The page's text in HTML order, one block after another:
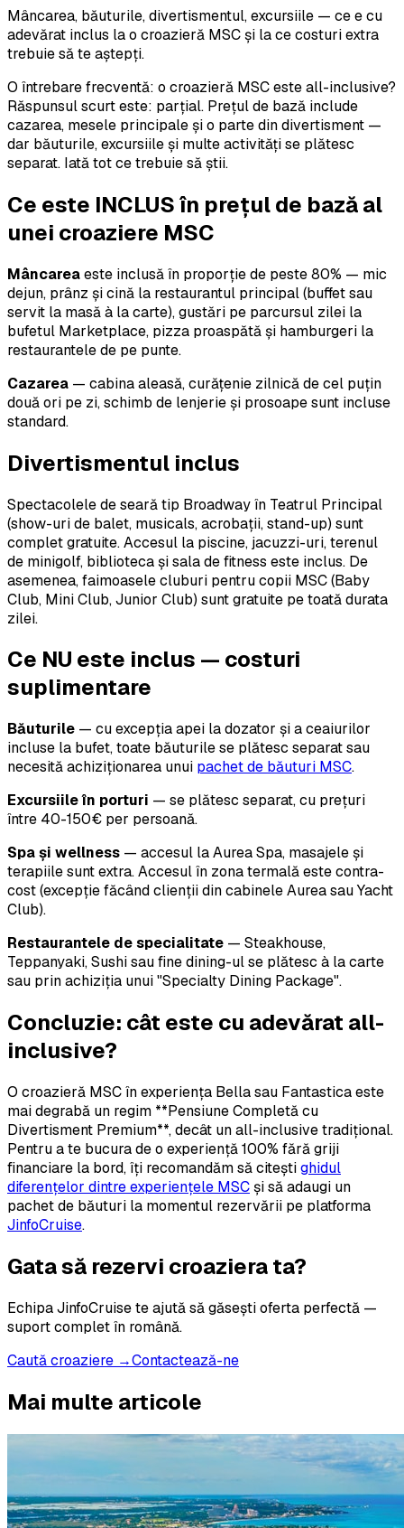
Mâncarea, băuturile, divertismentul, excursiile — ce e cu
adevărat inclus la o croazieră MSC și la ce costuri extra
trebuie să te aștepți.
O întrebare frecventă: o croazieră MSC este all-inclusive?
Răspunsul scurt este: parțial. Prețul de bază include
cazarea, mesele principale și o parte din divertisment —
dar băuturile, excursiile și multe activități se plătesc
separat. Iată tot ce trebuie să știi.
Ce este INCLUS în prețul de bază al
unei croaziere MSC
Mâncareaeste inclusă în proporție de peste 80% — mic
dejun, prânz și cină la restaurantul principal (buffet sau
servit la masă à la carte), gustări pe parcursul zilei la
bufetul Marketplace, pizza proaspătă și hamburgeri la
restaurantele de pe punte.
Cazarea — cabina aleasă, curățenie zilnică de cel puțin
două ori pe zi, schimb de lenjerie și prosoape sunt incluse
standard.
Divertismentul inclus
Spectacolele de seară tip Broadway în Teatrul Principal
(show-uri de balet, musicals, acrobații, stand-up) sunt
complet gratuite. Accesul la piscine, jacuzzi-uri, terenul
de minigolf, biblioteca și sala de fitness este inclus. De
asemenea, faimoasele cluburi pentru copii MSC (Baby
Club, Mini Club, Junior Club) sunt gratuite pe toată durata
zilei.
Ce NU este inclus — costuri
suplimentare
Băuturile — cu excepția apei la dozator și a ceaiurilor
incluse la bufet, toate băuturile se plătesc separat sau
necesită achiziționarea unui pachet de băuturi MSC.
Excursiile în porturi — se plătesc separat, cu prețuri
între 40-150€ per persoană.
Spa și wellness — accesul la Aurea Spa, masajele și
terapiile sunt extra. Accesul în zona termală este contra-
cost (excepție făcând clienții din cabinele Aurea sau Yacht
Club).
Restaurantele de specialitate — Steakhouse,
Teppanyaki, Sushi sau fine dining-ul se plătesc à la carte
sau prin achiziția unui "Specialty Dining Package".
Concluzie: cât este cu adevărat all-
inclusive?
O croazieră MSC în experiența Bella sau Fantastica este
mai degrabă un regim **Pensiune Completă cu
Divertisment Premium**, decât un all-inclusive tradițional.
Pentru a te bucura de o experiență 100% fără griji
financiare la bord, îți recomandăm să citeștighidul
diferențelor dintre experiențele MSCși să adaugi un
pachet de băuturi la momentul rezervării pe platforma
JinfoCruise.
Gata să rezervi croaziera ta?
Echipa JinfoCruise te ajută să găsești oferta perfectă —
suport complet în română.
Caută croaziere →Contactează-ne
Mai multe articole